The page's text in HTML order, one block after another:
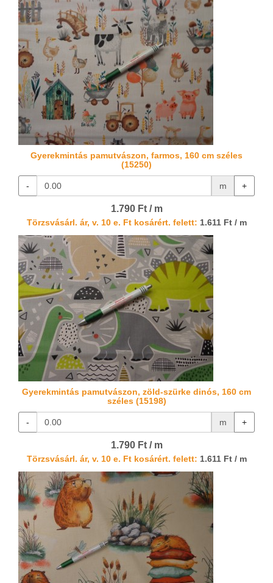
Gyerekmintás pamutvászon, farmos, 160 cm széles
(15250)
- m +
1.790 Ft / m
Törzsvásárl. ár, v. 10 e. Ft kosárért. felett: 1.611 Ft / m
Gyerekmintás pamutvászon, zöld-szürke dinós, 160 cm
széles (15198)
- m +
1.790 Ft / m
Törzsvásárl. ár, v. 10 e. Ft kosárért. felett: 1.611 Ft / m